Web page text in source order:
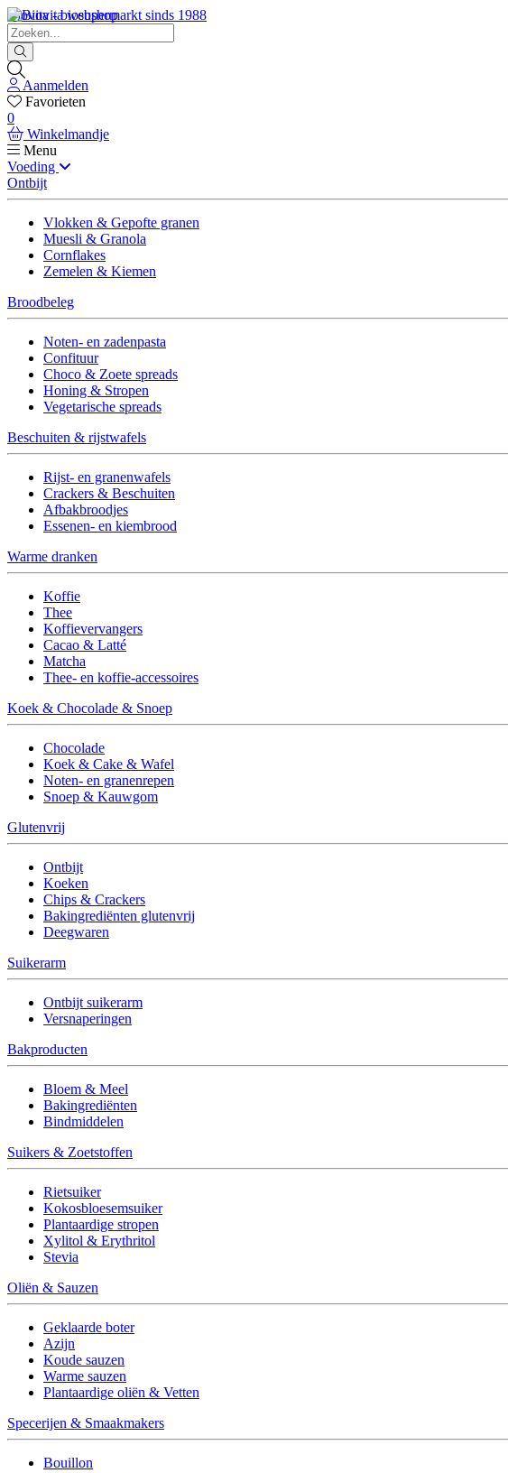
Biovita - biosupermarkt sinds 1988
Aanmelden
Favorieten
0
Winkelmandje
Menu
Voeding
Ontbijt
Vlokken & Gepofte granen
Muesli & Granola
Cornflakes
Zemelen & Kiemen
Broodbeleg
Noten- en zadenpasta
Confituur
Choco & Zoete spreads
Honing & Stropen
Vegetarische spreads
Beschuiten & rijstwafels
Rijst- en granenwafels
Crackers & Beschuiten
Afbakbroodjes
Essenen- en kiembrood
Warme dranken
Koffie
Thee
Koffievervangers
Cacao & Latté
Matcha
Thee- en koffie-accessoires
Koek & Chocolade & Snoep
Chocolade
Koek & Cake & Wafel
Noten- en granenrepen
Snoep & Kauwgom
Glutenvrij
Ontbijt
Koeken
Chips & Crackers
Bakingrediënten glutenvrij
Deegwaren
Suikerarm
Ontbijt suikerarm
Versnaperingen
Bakproducten
Bloem & Meel
Bakingrediënten
Bindmiddelen
Suikers & Zoetstoffen
Rietsuiker
Kokosbloesemsuiker
Plantaardige stropen
Xylitol & Erythritol
Stevia
Oliën & Sauzen
Geklaarde boter
Azijn
Koude sauzen
Warme sauzen
Plantaardige oliën & Vetten
Specerijen & Smaakmakers
Bouillon